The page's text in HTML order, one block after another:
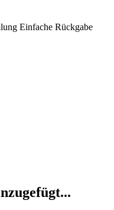
Einfache Rückgabe